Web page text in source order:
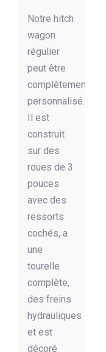
Notre hitch
wagon
régulier
peut être
complètement
personnalisé.
Il est
construit
sur des
roues de 3
pouces
avec des
ressorts
cochés, a
une
tourelle
complète,
des freins
hydrauliques
et est
décoré